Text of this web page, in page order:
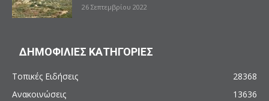
26 Σεπτεμβρίου 2022
ΔΗΜΟΦΙΛΙΕΣ ΚΑΤΗΓΟΡΙΕΣ
Τοπικές Ειδήσεις
28368
Ανακοινώσεις
13636